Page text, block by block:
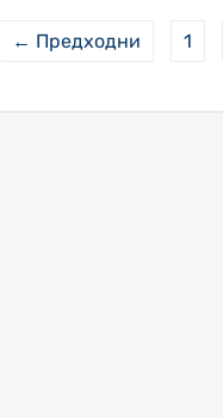
← Предходни 1